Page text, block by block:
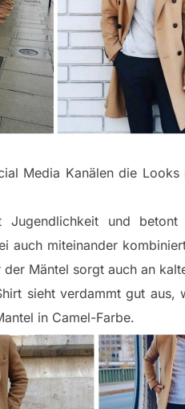
Media Kanälen die
und
auch miteinander
Mäntel sorgt auch an
sieht verdammt gut
in Camel-Farbe.